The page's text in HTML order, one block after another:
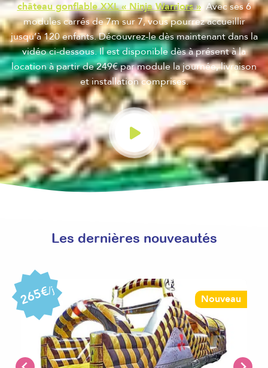
château gonflable XXL « Ninja Warriors ». Avec ses 6
modules carrés de 7m sur 7, vous pourrez accueillir
jusqu’à 120 enfants. Découvrez-le dès maintenant dans la
vidéo ci-dessous. Il est disponible dès à présent à la
location à partir de 249€ par module la journée, livraison
et installation comprises.
Les dernières nouveautés
265€/j
Nouveau